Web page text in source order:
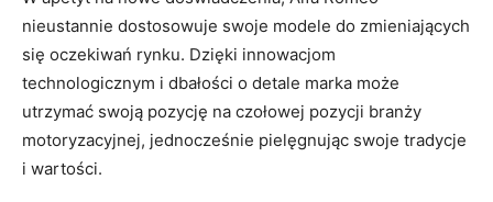
nieustannie dostosowuje swoje modele do zmieniających
się oczekiwań rynku. Dzięki innowacjom ​
technologicznym i dbałości ‌o detale marka może‌
utrzymać swoją pozycję ​na czołowej pozycji branży
motoryzacyjnej, jednocześnie pielęgnując swoje tradycje
i wartości.